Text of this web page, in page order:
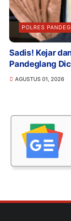
POLRES
Sadis! Kejar
Pandeglang
AGUSTUS 01, 2026